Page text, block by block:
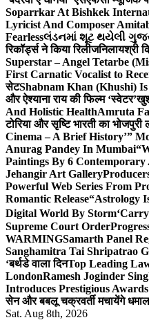
Soparrkar At Bishkek
Lyricist And Composer
Fearlessલંડનમાં શૂટ થયેલી
रिकॉर्ड्स ने किया रिलीजनिलायश्री
Superstar – Angel Tetarbe
First Carnatic Vocalist to
सेटShabnam Khan (Khushi)
और ऐश्याना राय की फिल्म ‘स्वेटर’
And Holistic HealthAmruta
टोरिया और सृष्टि भारती का
Cinema – A Brief History’”
Anurag Pandey In Mumbai
Paintings By 6
Jehangir Art Gallery
Powerful Web Series From
Romantic Release“Astrology
Digital World By Storm
Supreme Court Order
WARMINGSamarth Panel
Sanghamitra Tai Shripatrao
‘बर्थडे वाला दिनTop Leading
LondonRamesh Joginder
Introduces Prestigious
सेन और बबलू चक्रवर्ती मचायेंगे धमाल
Sat. Aug 8th, 2026